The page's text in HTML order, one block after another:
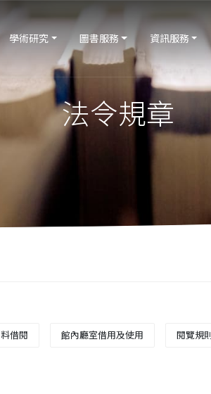
學術研究 圖書服務 資訊服務
法令規章
借閱 館內廳室借用及使用 閱覽規則